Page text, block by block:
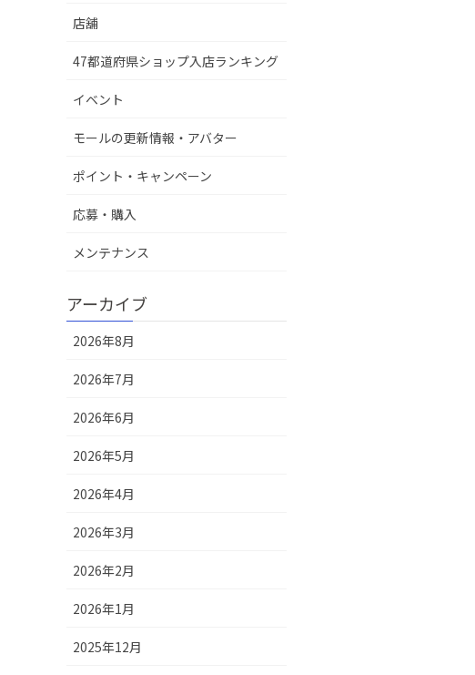
店舖
47都道府県ショップ入店ランキング
イベント
モールの更新情報・アバター
ポイント・キャンペーン
応募・購入
メンテナンス
アーカイブ
2026年8月
2026年7月
2026年6月
2026年5月
2026年4月
2026年3月
2026年2月
2026年1月
2025年12月